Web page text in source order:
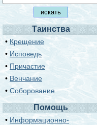
Таинства
• Крещение
• Исповедь
• Причастие
• Венчание
• Соборование
Помощь
• Информационно-